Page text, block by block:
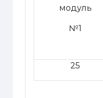
модуль
№1
25